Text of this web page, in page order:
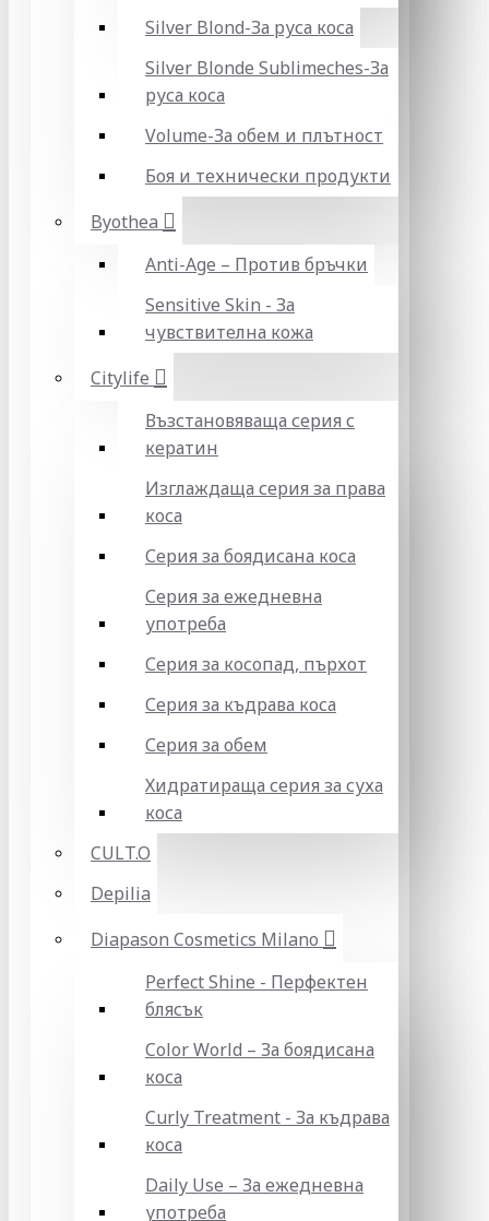
Silver Blond-За руса коса
Silver Blonde Sublіmeches-За
руса коса
Volume-За обем и плътност
Боя и технически продукти
Byothea
Anti-Age – Против бръчки
Sensitive Skin - За
чувствителна кожа
Citylife
Възстановяваща серия с
кератин
Изглаждаща серия за права
коса
Серия за боядисана коса
Серия за ежедневна
употреба
Серия за косопад, пърхот
Серия за къдрава коса
Серия за обем
Хидратираща серия за суха
коса
CULT.O
Depilia
Diapason Cosmetics Milano
Perfect Shine - Перфектен
блясък
Color World – За боядисана
коса
Curly Treatment - За къдрава
коса
Daily Use – За ежедневна
употреба